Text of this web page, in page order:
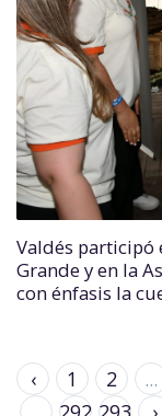
Valdés participó
Grande y en la
con énfasis la
‹ 1 2 ...